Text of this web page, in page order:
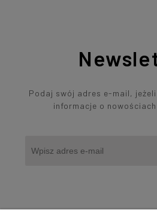
Podaj swój adres e-mail,
informacje o